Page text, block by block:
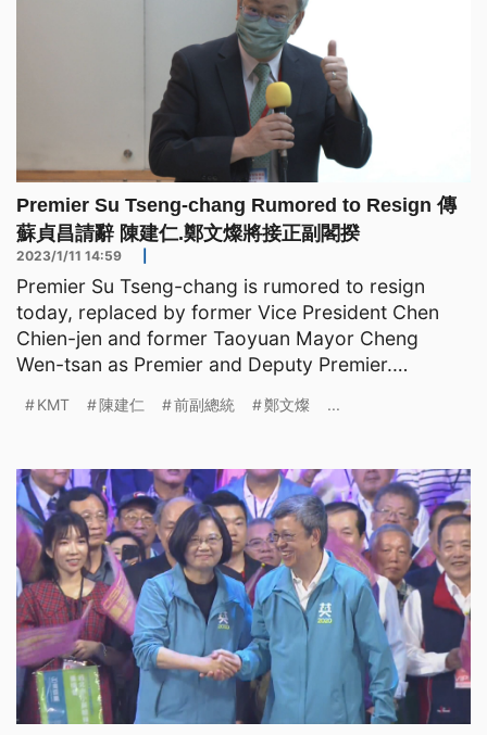
Premier Su Tseng-chang Rumored to Resign 傳
蘇貞昌請辭 陳建仁.鄭文燦將接正副閣揆
2023/1/11 14:59
Premier Su Tseng-chang is rumored to resign
today, replaced by former Vice President Chen
Chien-jen and former Taoyuan Mayor Cheng
Wen-tsan as Premier and Deputy Premier.
KMT 陳建仁 前副總統 鄭文燦 ...